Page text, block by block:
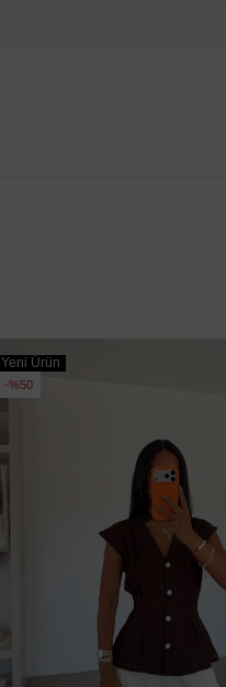
Yeni Ürün
%50